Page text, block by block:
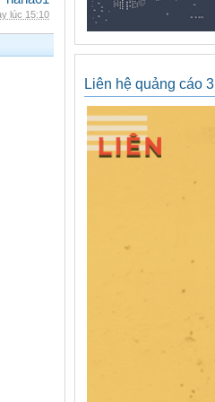
lúc 15:10
Liên hệ quảng cáo 3